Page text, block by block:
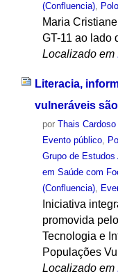
(Confluencia),
Maria
GT-11 ao lado
Localizado em
Literacia,
vulneráveis
por Thais Cardoso
Evento público,
Grupo de
em Saúde com
(Confluencia),
Iniciativa
promovida
Tecnologia e
Populações
Localizado em